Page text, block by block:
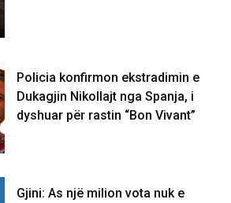
Policia konfirmon ekstradimin e
Dukagjin Nikollajt nga Spanja, i
dyshuar për rastin “Bon Vivant”
Gjini: As një milion vota nuk e